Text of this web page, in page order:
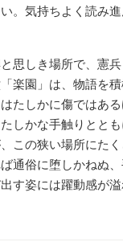
。気持ちよく読み
しき場所で、憲
楽園」は、物語を
たしかに傷ではあ
しかな手触りとと
この狭い場所にた
通俗に堕しかねぬ
す姿には躍動感が